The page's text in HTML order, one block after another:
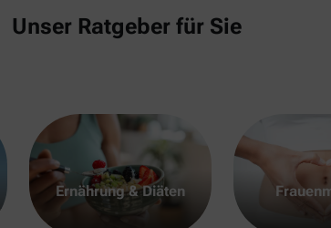
Unser Ratgeber für Sie
Ernährung & Diäten